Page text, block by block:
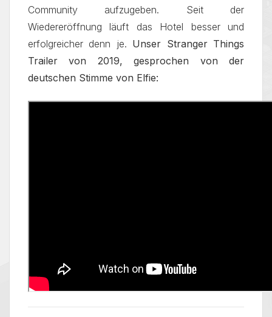
Community aufzugeben. Seit der
Wiedereröffnung läuft das Hotel besser und
erfolgreicher denn je. Unser Stranger Things
Trailer von 2019, gesprochen von der
deutschen Stimme von Elfie: